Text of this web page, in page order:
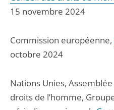
15 novembre 2024
Commission européenne,
octobre 2024
Nations Unies,
droits de l’homme,